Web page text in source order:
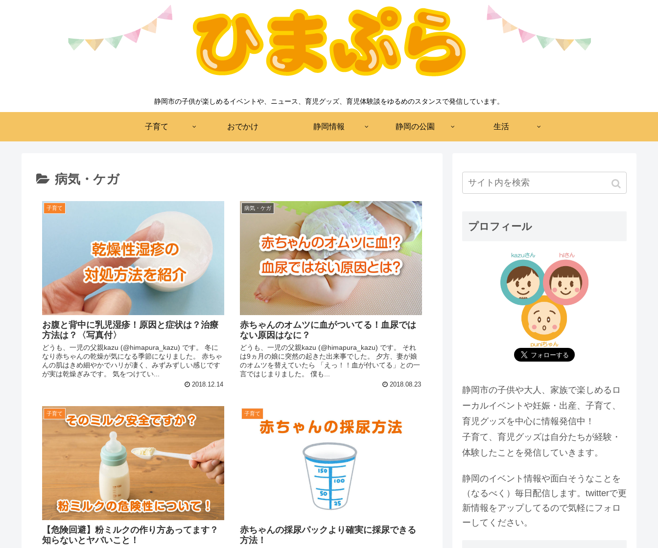
静岡市の子供が楽しめるイベントや、ニュース、育児グッズ、育児体験談をゆるめのスタンスで発信しています。
子育て おでかけ 静岡情報 静岡の公園 生活
病気・ケガ
子育て
お腹と背中に乳児湿疹！原因と症状は？治療
方法は？〈写真付〉
どうも、一児の父親kazu (@himapura_kazu) です。 冬に
なり赤ちゃんの乾燥が気になる季節になりました。 赤ちゃ
んの肌はきめ細やかでハリが凄く、みずみずしい感じです
が実は乾燥ぎみです。 気をつけてい...
2018.12.14
病気・ケガ
赤ちゃんのオムツに血がついてる！血尿では
ない原因はなに？
どうも、一児の父親kazu (@himapura_kazu) です。 それ
は9ヵ月の娘に突然の起きた出来事でした。 夕方、妻が娘
のオムツを替えていたら 「えっ！！血が付いてる」との一
言ではじまりました。 僕も...
2018.08.23
子育て
【危険回避】粉ミルクの作り方あってます？
知らないとヤバいこと！
子育て
赤ちゃんの採尿パックより確実に採尿できる
方法！
プロフィール
静岡市の子供や大人、家族で楽しめるロ
ーカルイベントや妊娠・出産、子育て、
育児グッズを中心に情報発信中！
子育て、育児グッズは自分たちが経験・
体験したことを発信していきます。
静岡のイベント情報や面白そうなことを
（なるべく）毎日配信します。twitterで更
新情報をアップしてるので気軽にフォロ
ーしてください。